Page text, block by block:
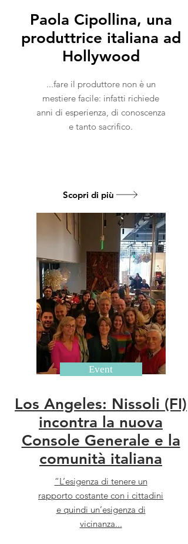
Paola Cipollina, una
produttrice italiana ad
Hollywood
...fare il produttore non è un
mestiere facile: infatti richiede
anni di esperienza, di conoscenza
e tanto sacrifico.
Scopri di più
Event
Los Angeles: Nissoli (FI)
incontra la nuova
Console Generale e la
comunità italiana
“L’esigenza di tenere un
rapporto costante con i cittadini
e quindi un’esigenza di
vicinanza...